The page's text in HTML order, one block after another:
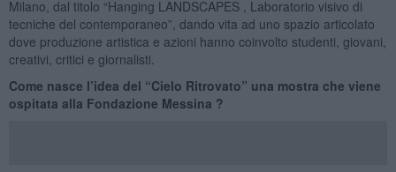
Milano, dal titolo “Hanging LANDSCAPES , Laboratorio visivo di
tecniche del contemporaneo”, dando vita ad uno spazio articolato
dove produzione artistica e azioni hanno coinvolto studenti, giovani,
creativi, critici e giornalisti.
Come nasce l’idea del “Cielo Ritrovato” una mostra che viene
ospitata alla Fondazione Messina ?